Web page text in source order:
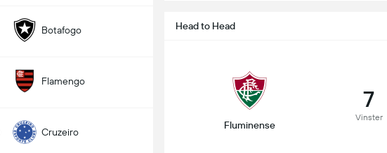
Botafogo
Flamengo
Cruzeiro
Head to Head
Fluminense
7
Vinster